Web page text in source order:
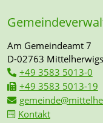
Am Gemeindeamt 7
D-02763
+49 3583 5013-0
+49 3583 5013-19
Kontakt